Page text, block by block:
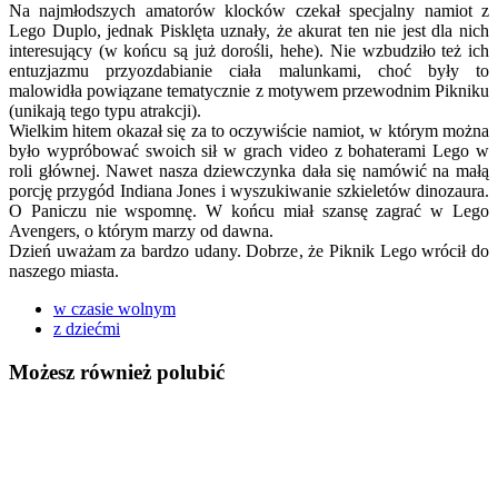
Na najmłodszych amatorów klocków czekał specjalny namiot z
Lego Duplo, jednak Pisklęta uznały, że akurat ten nie jest dla nich
interesujący (w końcu są już dorośli, hehe). Nie wzbudziło też ich
entuzjazmu przyozdabianie ciała malunkami, choć były to
malowidła powiązane tematycznie z motywem przewodnim Pikniku
(unikają tego typu atrakcji).
Wielkim hitem okazał się za to oczywiście namiot, w którym można
było wypróbować swoich sił w grach video z bohaterami Lego w
roli głównej. Nawet nasza dziewczynka dała się namówić na małą
porcję przygód Indiana Jones i wyszukiwanie szkieletów dinozaura.
O Paniczu nie wspomnę. W końcu miał szansę zagrać w Lego
Avengers, o którym marzy od dawna.
Dzień uważam za bardzo udany. Dobrze, że Piknik Lego wrócił do
naszego miasta.
w czasie wolnym
z dziećmi
Możesz również polubić